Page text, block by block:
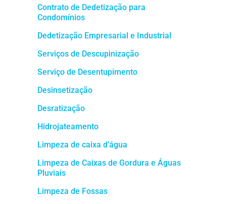
Contrato de Dedetização para
Condomínios
Dedetização Empresarial e Industrial
Serviços de Descupinização
Serviço de Desentupimento
Desinsetização
Desratização
Hidrojateamento
Limpeza de caixa d’água
Limpeza de Caixas de Gordura e Águas
Pluviais
Limpeza de Fossas